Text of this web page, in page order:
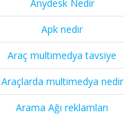
Anydesk Nedir
Apk nedir
Araç multimedya tavsiye
Araçlarda multimedya nedir
Arama Ağı reklamları